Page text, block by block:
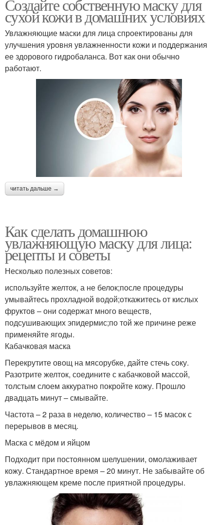
Создайте собственную маску для
сухой кожи в домашних условиях
Увлажняющие маски для лица спроектированы для
улучшения уровня увлажненности кожи и поддержания
ее здорового гидробаланса. Вот как они обычно
работают.
читать дальше →
Как сделать домашнюю
увлажняющую маску для лица:
рецепты и советы
Несколько полезных советов:
используйте желток, а не белок;после процедуры
умывайтесь прохладной водой;откажитесь от кислых
фруктов – они содержат много веществ,
подсушивающих эпидермис;по той же причине реже
применяйте ягоды.
Кабачковая маска
Перекрутите овощ на мясорубке, дайте стечь соку.
Разотрите желток, соедините с кабачковой массой,
толстым слоем аккуратно покройте кожу. Прошло
двадцать минут – смывайте.
Частота – 2 раза в неделю, количество – 15 масок с
перерывов в месяц.
Маска с мёдом и яйцом
Подходит при постоянном шелушении, омолаживает
кожу. Стандартное время – 20 минут. Не забывайте об
увлажняющем креме после приятной процедуры.